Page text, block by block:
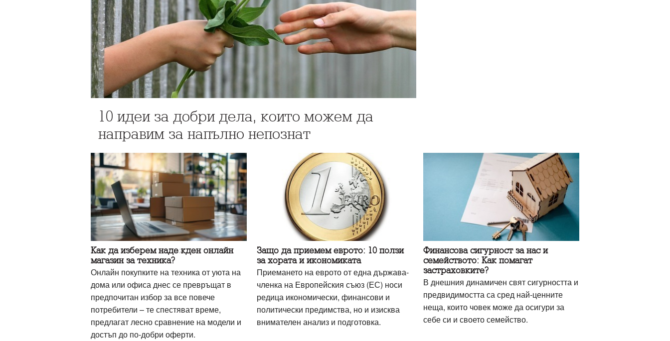
10 идеи за добри дела, които можем да
направим за напълно непознат
Как да изберем надежден онлайн
магазин за техника?
Онлайн покупките на техника от уюта на
дома или офиса днес се превръщат в
предпочитан избор за все повече
потребители – те спестяват време,
предлагат лесно сравнение на модели и
достъп до по-добри оферти.
Защо да приемем еврото: 10 ползи
за хората и икономиката
Приемането на еврото от една държава-
членка на Европейския съюз (ЕС) носи
редица икономически, финансови и
политически предимства, но и изисква
внимателен анализ и подготовка.
Финансова сигурност за нас и
семейството: Как помагат
застраховките?
В днешния динамичен свят сигурността и
предвидимостта са сред най-ценните
неща, които човек може да осигури за
себе си и своето семейство.